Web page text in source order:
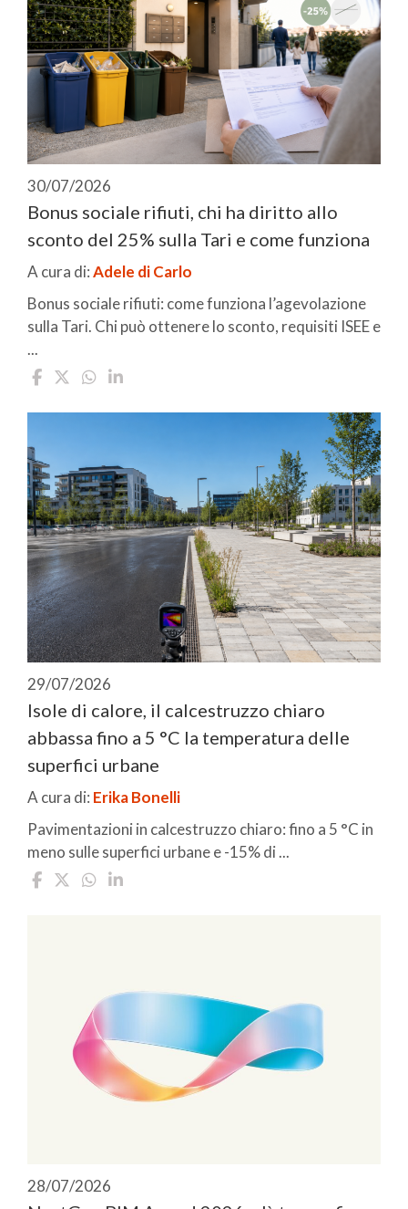
30/07/2026
Bonus sociale rifiuti, chi ha diritto allo
sconto del 25% sulla Tari e come funziona
A cura di:Adele di Carlo
Bonus sociale rifiuti: come funziona l’agevolazione
sulla Tari. Chi può ottenere lo sconto, requisiti ISEE e
...
29/07/2026
Isole di calore, il calcestruzzo chiaro
abbassa fino a 5 °C la temperatura delle
superfici urbane
A cura di: Erika Bonelli
Pavimentazioni in calcestruzzo chiaro: fino a 5 °C in
meno sulle superfici urbane e -15% di ...
28/07/2026